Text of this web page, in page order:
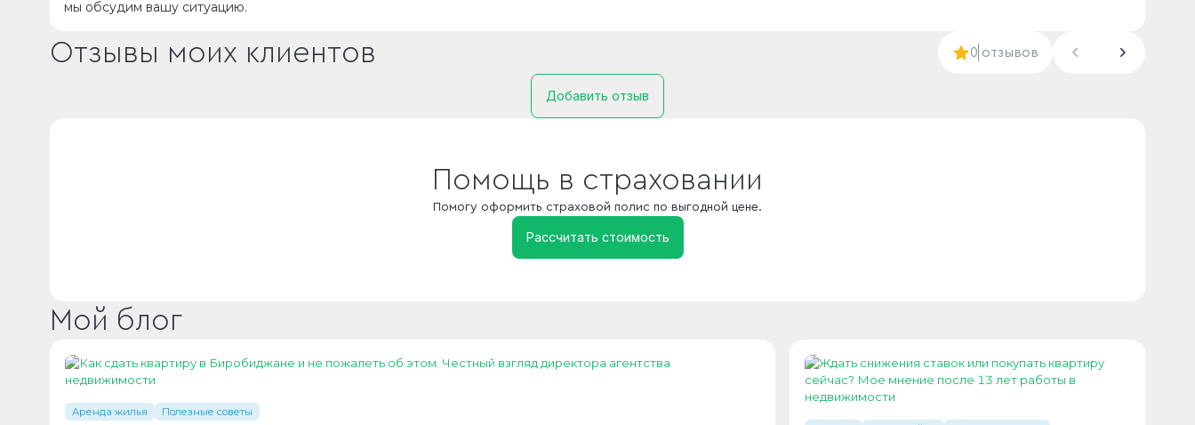
мы обсудим вашу ситуацию.
Отзывы моих клиентов 0 отзывов
Добавить отзыв
Помощь в страховании
Помогу оформить страховой полис по выгодной цене.
Рассчитать стоимость
Мой блог
Аренда жилья Полезные советы